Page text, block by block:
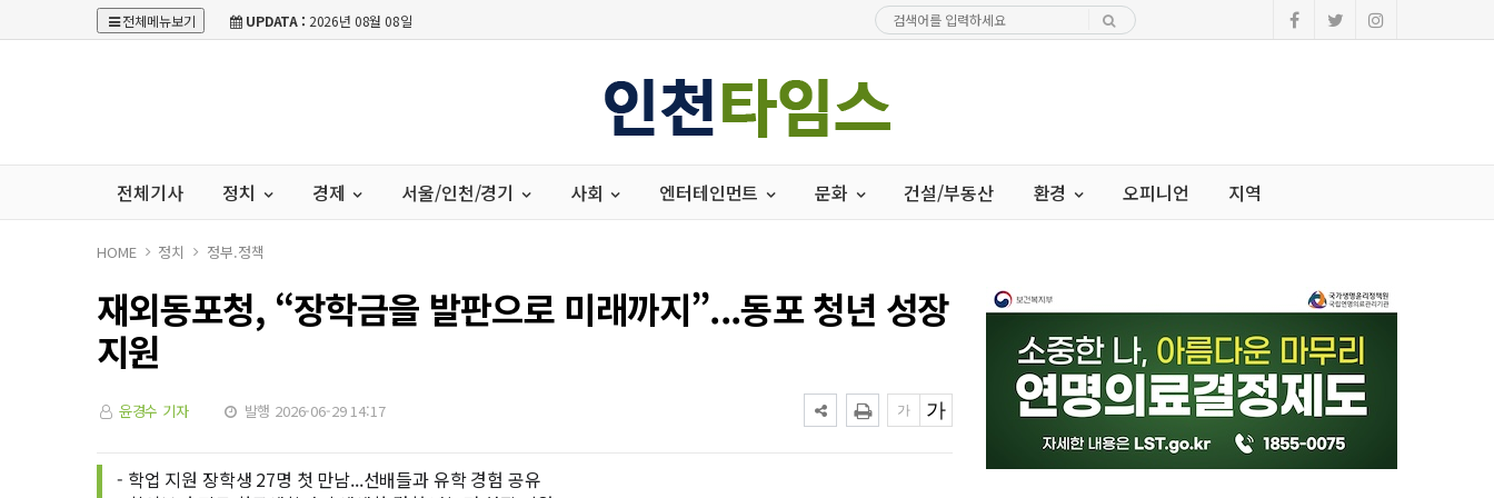
전체메뉴보기 UPDATA : 2026년 08월 08일
전체기사 정치 경제 서울/인천/경기 사회 엔터테인먼트 문화 건설/부동산 환경 오피니언 지역
HOME 정치 정부.정책
재외동포청, “장학금을 발판으로 미래까지”...동포 청년 성장
지원
윤경수 기자 발행 2026-06-29 14:17
- 학업 지원 장학생 27명 첫 만남...선배들과 유학 경험 공유